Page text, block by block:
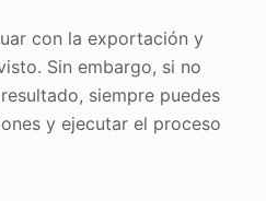
con la exportación y
Sin embargo, si no
siempre puedes
y ejecutar el proceso